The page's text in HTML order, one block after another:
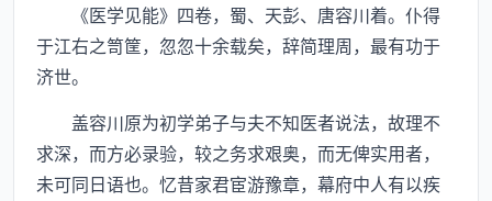
《医学见能》四卷，蜀、天彭、唐容川着。仆得
于江右之笥筐，忽忽十余载矣，辞简理周，最有功于
济世。
盖容川原为初学弟子与夫不知医者说法，故理不
求深，而方必录验，较之务求艰奥，而无俾实用者，
未可同日语也。忆昔家君宦游豫章，幕府中人有以疾